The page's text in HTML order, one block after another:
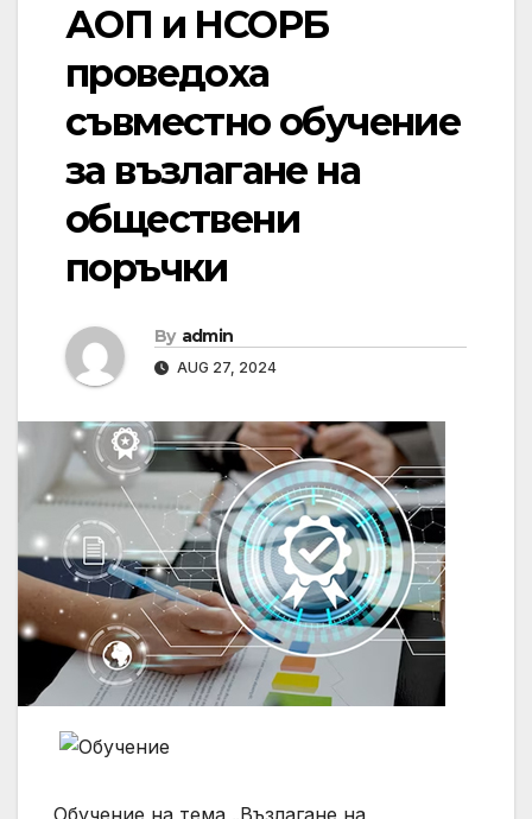
АОП и НСОРБ
проведоха
съвместно обучение
за възлагане на
обществени
поръчки
By admin
AUG 27, 2024